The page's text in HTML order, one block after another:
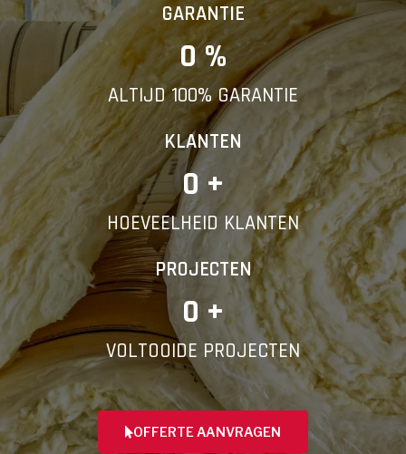
GARANTIE
0 %
ALTIJD 100% GARANTIE
KLANTEN
0 +
HOEVEELHEID KLANTEN
PROJECTEN
0 +
VOLTOOIDE PROJECTEN
OFFERTE AANVRAGEN